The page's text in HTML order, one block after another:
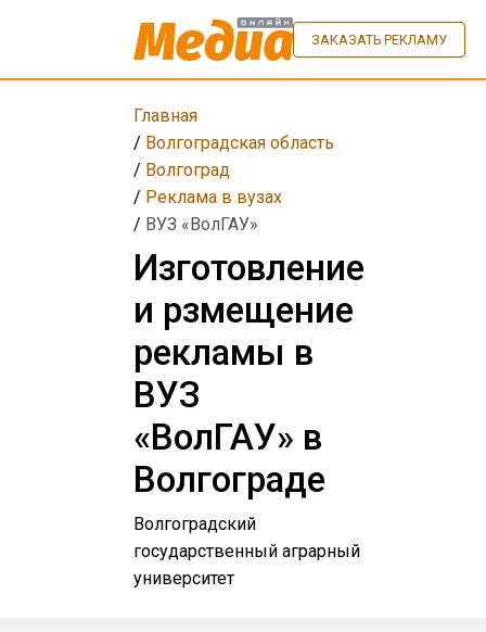
ЗАКАЗАТЬ РЕКЛАМУ
Главная
/ Волгоградская область
/ Волгоград
/ Реклама в вузах
/ ВУЗ «ВолГАУ»
Изготовление
и рзмещение
рекламы в
ВУЗ
«ВолГАУ» в
Волгограде
Волгоградский
государственный аграрный
университет